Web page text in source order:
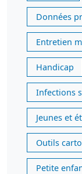
Données
Entretien
Handicap
Infections
Jeunes et
Outils
Petite